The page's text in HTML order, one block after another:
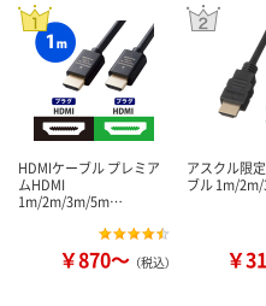
HDMIケーブル プレミア
ムHDMI
1m/2m/3m/5m…
￥870～ （税込）
アスクル限
ブル 1m/
￥